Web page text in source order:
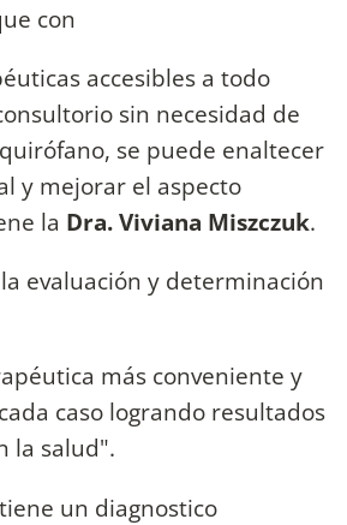
con
accesibles a todo
sin necesidad de
se puede enaltecer
y mejorar el aspecto
la Dra. Viviana Miszczuk.
evaluación y determinación
más conveniente y
caso logrando resultados
la salud".
un diagnostico